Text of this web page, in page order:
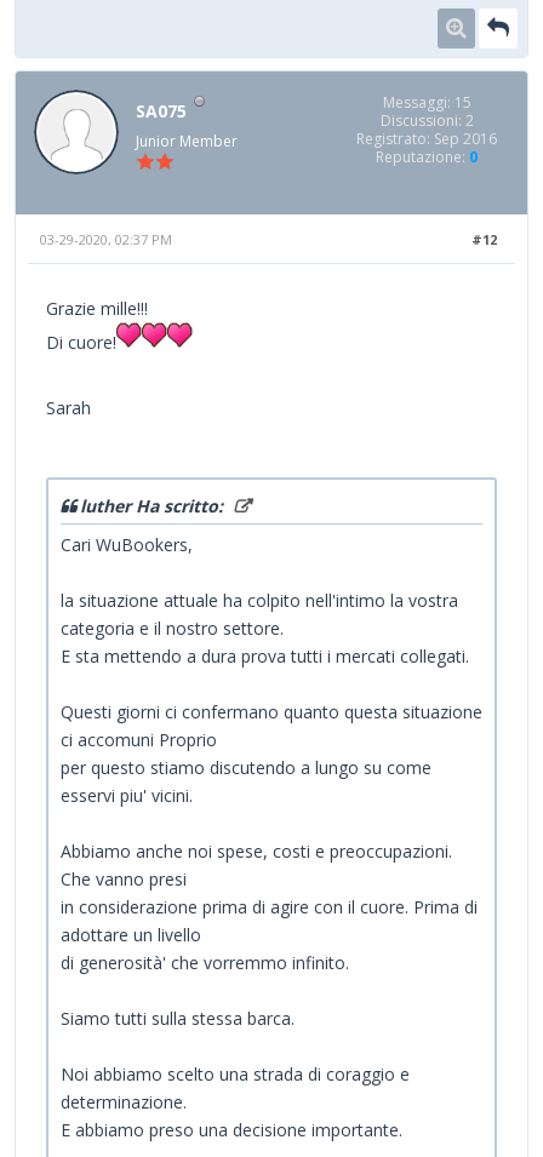
SA075
Junior Member
Messaggi: 15
Discussioni: 2
Registrato: Sep 2016
Reputazione: 0
#12
03-29-2020, 02:37 PM
Grazie mille!!!
Di cuore!
Sarah
luther Ha scritto:
Cari WuBookers,
la situazione attuale ha colpito nell'intimo la vostra
categoria e il nostro settore.
E sta mettendo a dura prova tutti i mercati collegati.
Questi giorni ci confermano quanto questa situazione
ci accomuni Proprio
per questo stiamo discutendo a lungo su come
esservi piu' vicini.
Abbiamo anche noi spese, costi e preoccupazioni.
Che vanno presi
in considerazione prima di agire con il cuore. Prima di
adottare un livello
di generosità' che vorremmo infinito.
Siamo tutti sulla stessa barca.
Noi abbiamo scelto una strada di coraggio e
determinazione.
E abbiamo preso una decisione importante.